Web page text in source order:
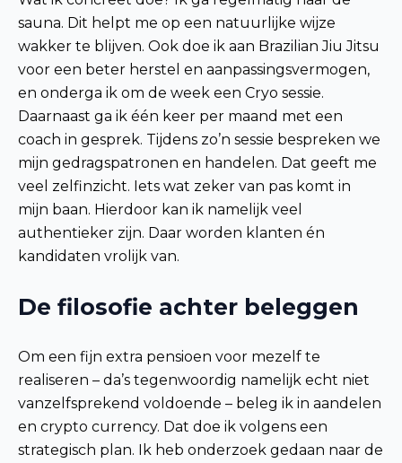
sauna. Dit helpt me op een natuurlijke wijze
wakker te blijven. Ook doe ik aan Brazilian Jiu Jitsu
voor een beter herstel en aanpassingsvermogen,
en onderga ik om de week een Cryo sessie.
Daarnaast ga ik één keer per maand met een
coach in gesprek. Tijdens zo’n sessie bespreken we
mijn gedragspatronen en handelen. Dat geeft me
veel zelfinzicht. Iets wat zeker van pas komt in
mijn baan. Hierdoor kan ik namelijk veel
authentieker zijn. Daar worden klanten én
kandidaten vrolijk van.
De filosofie achter beleggen
Om een fijn extra pensioen voor mezelf te
realiseren – da’s tegenwoordig namelijk echt niet
vanzelfsprekend voldoende – beleg ik in aandelen
en crypto currency. Dat doe ik volgens een
strategisch plan. Ik heb onderzoek gedaan naar de